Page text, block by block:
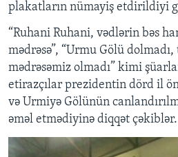
plakatların nümayiş etdirildiyi
“Ruhani Ruhani, vədlərin bəs
mədrəsə”, “Urmu Gölü
mədrəsəmiz olmadı” kimi
etirazçılar prezidentin dörd il
və Urmiyə Gölünün
əməl etmədiyinə diqqət çəkiblər.